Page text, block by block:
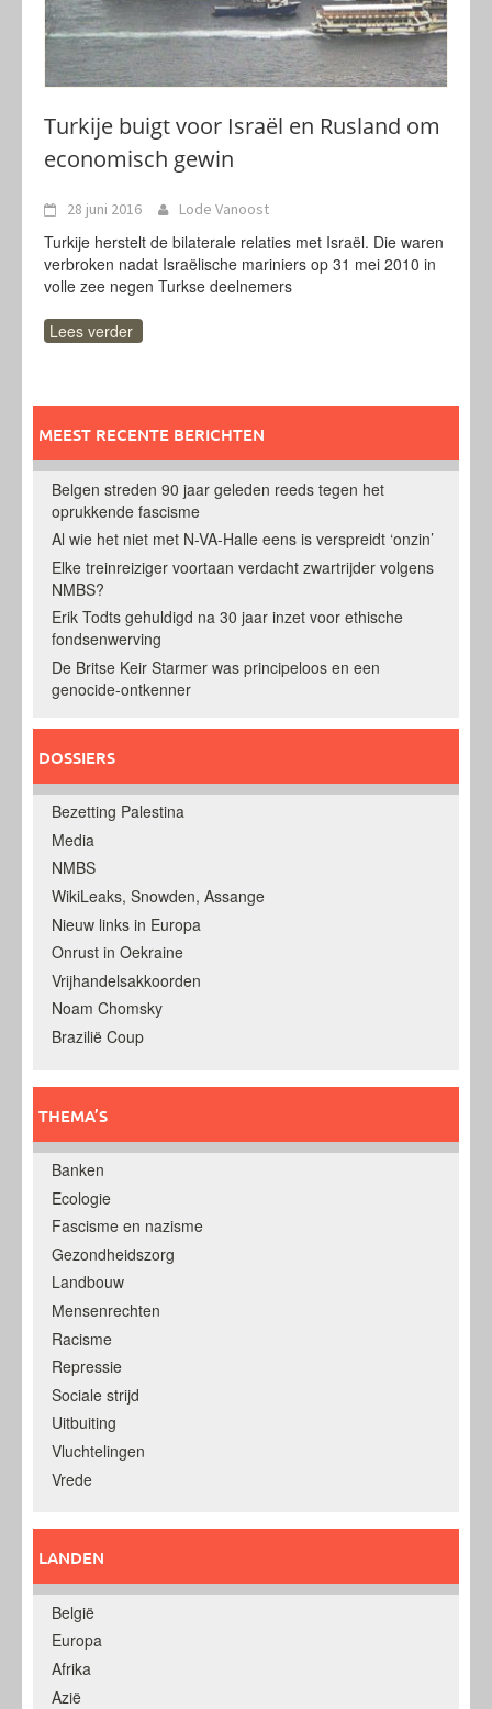
Turkije buigt voor Israël en Rusland om
economisch gewin
28 juni 2016 Lode Vanoost
Turkije herstelt de bilaterale relaties met Israël. Die waren
verbroken nadat Israëlische mariniers op 31 mei 2010 in
volle zee negen Turkse deelnemers
Lees verder
MEEST RECENTE BERICHTEN
Belgen streden 90 jaar geleden reeds tegen het
oprukkende fascisme
Al wie het niet met N-VA-Halle eens is verspreidt ‘onzin’
Elke treinreiziger voortaan verdacht zwartrijder volgens
NMBS?
Erik Todts gehuldigd na 30 jaar inzet voor ethische
fondsenwerving
De Britse Keir Starmer was principeloos en een
genocide-ontkenner
DOSSIERS
Bezetting Palestina
Media
NMBS
WikiLeaks, Snowden, Assange
Nieuw links in Europa
Onrust in Oekraine
Vrijhandelsakkoorden
Noam Chomsky
Brazilië Coup
THEMA’S
Banken
Ecologie
Fascisme en nazisme
Gezondheidszorg
Landbouw
Mensenrechten
Racisme
Repressie
Sociale strijd
Uitbuiting
Vluchtelingen
Vrede
LANDEN
België
Europa
Afrika
Azië